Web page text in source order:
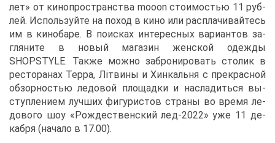
лет» от ки­но­про­стран­ства mooon сто­и­мо­стью 11 руб­
лей. Ис­поль­зуй­те на по­ход в ки­но или рас­пла­чи­вай­тесь
им в ки­но­ба­ре. В по­ис­ках ин­те­рес­ных ва­ри­ан­тов за­
гля­ни­те в но­вый ма­га­зин жен­ской одеж­ды
SHOPSTYLE. Та­к­же мож­но за­бро­ни­ро­вать сто­лик в
ре­сто­ра­нах Тер­ра, Лiтви­ны и Хин­каль­ня с пре­крас­ной
об­зор­но­стью ле­до­вой пло­щад­ки и на­сла­дить­ся вы­
ступ­ле­ни­ем луч­ших фи­гу­ри­стов стра­ны во вре­мя ле­
до­во­го шоу «Рож­де­ствен­ский лед-2022» уже 11 де­
каб­ря (на­ча­ло в 17.00).